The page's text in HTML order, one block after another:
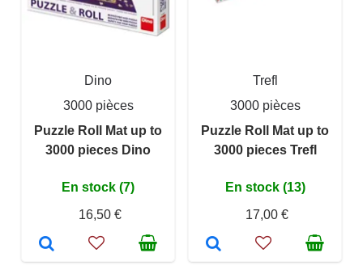
Dino
3000 pièces
Puzzle Roll Mat up to
3000 pieces Dino
En stock (7)
16,50 €
Trefl
3000 pièces
Puzzle Roll Mat up to
3000 pieces Trefl
En stock (13)
17,00 €